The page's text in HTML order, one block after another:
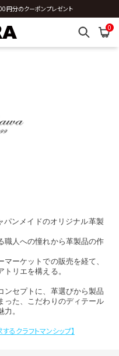
円分のクーポンプレゼント
0
ンメイドのオリジナル革製
職人への憧れから革製品の作
ーケットでの販売を経て、
リエを構える。
ンセプトに、革選びから製品
った、こだわりのディテール
。
るクラフトマンシップ】